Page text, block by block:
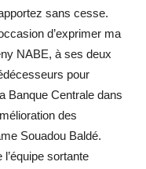
sans cesse.
d’exprimer ma
NABE, à ses deux
pour
Banque Centrale dans
des
Souadou Baldé.
sortante